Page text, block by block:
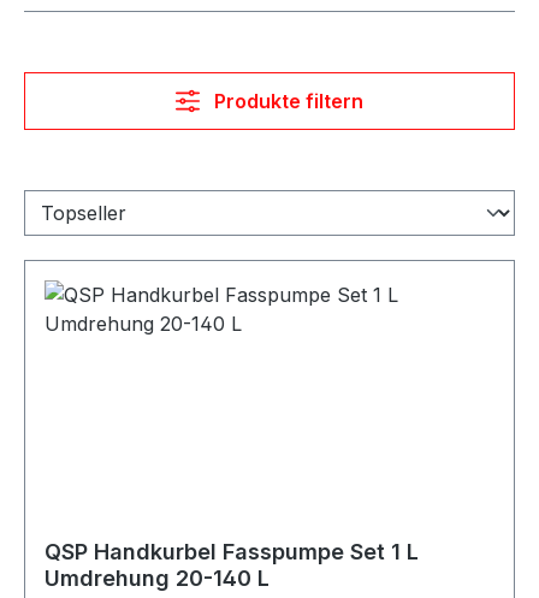
Produkte filtern
QSP Handkurbel Fasspumpe Set 1 L
Umdrehung 20-140 L